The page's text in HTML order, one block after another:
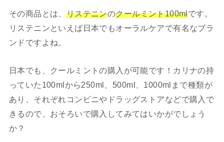
その商品とは、 リステニンのクールミント100mlです。
リステニンといえば日本でもオーラルケアで有名なブラ
ンドですよね。
日本でも、クールミントの購入が可能です！カリナの持
っていた100mlから250ml、500ml、1000mlまで種類が
あり、それぞれコンビニやドラッグストアなどで購入で
きるので、おそろいで購入してみてはいかがでしょう
か？